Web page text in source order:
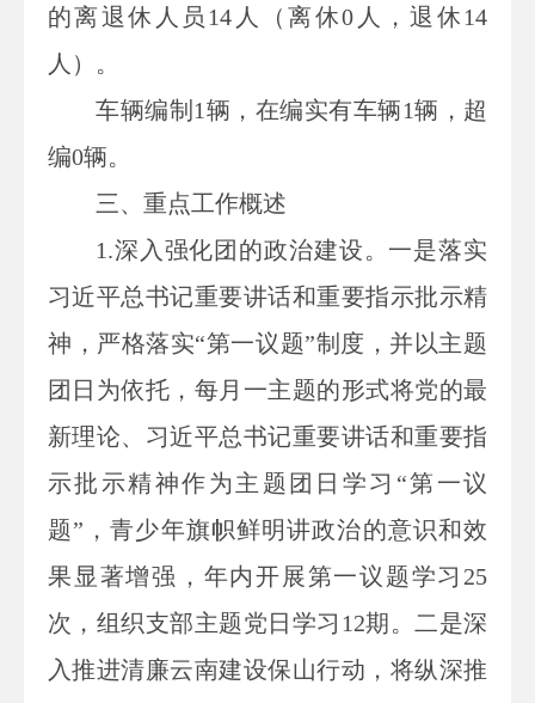
的离退休人员 14人（离休0 人，退休 14
人 ） 。
车辆编制1辆，在编实有车辆1辆，超
编0辆。
三、重点工作概述
1.深入强化团的政治建设。一是落实
习近平总书记重要讲话和重要指示批示精
神，严格落实“第一议题”制度，并以主题
团日为依托，每月一主题的形式将党的最
新理论、习近平总书记重要讲话和重要指
示批示精神作为主题团日学习“第一议
题”，青少年旗帜鲜明讲政治的意识和效
果显著增强，年内开展第一议题学习25
次，组织支部主题党日学习12期。二是深
入推进清廉云南建设保山行动，将纵深推